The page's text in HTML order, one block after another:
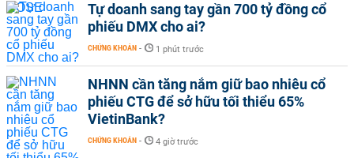
Tự doanh sang tay gần 700 tỷ đồng cổ
phiếu DMX cho ai?
CHỨNG KHOÁN - 1 phút trước
NHNN cần tăng nắm giữ bao nhiêu cổ
phiếu CTG để sở hữu tối thiểu 65%
VietinBank?
CHỨNG KHOÁN - 4 giờ trước